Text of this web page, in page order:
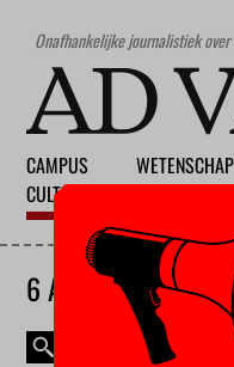
Onafhankelijke journalistiek
CAMPUS
CULTUUR
WETENSCHAP
6 AUGUSTUS 2026